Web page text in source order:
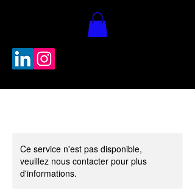
Ce service n'est pas disponible,
veuillez nous contacter pour plus
d'informations.